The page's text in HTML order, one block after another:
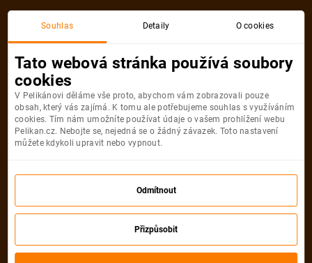
Akční letenka
Litujeme, akční letenka do města už
není dostupná
Vybrat jinou akční letenku
Souhlas Detaily O cookies
Tato webová stránka používá soubory
cookies
V Pelikánovi děláme vše proto, abychom vám zobrazovali pouze
obsah, který vás zajímá. K tomu ale potřebujeme souhlas s využíváním
cookies. Tím nám umožníte používat údaje o vašem prohlížení webu
Pelikan.cz. Nebojte se, nejedná se o žádný závazek. Toto nastavení
můžete kdykoli upravit nebo vypnout.
Odmítnout
Přizpůsobit